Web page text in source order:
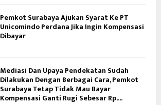
Pemkot Surabaya Ajukan Syarat Ke PT
Unicomindo Perdana Jika Ingin Kompensasi
Dibayar
Mediasi Dan Upaya Pendekatan Sudah
Dilakukan Dengan Berbagai Cara, Pemkot
Surabaya Tetap Tidak Mau Bayar
Kompensasi Ganti Rugi Sebesar Rp....